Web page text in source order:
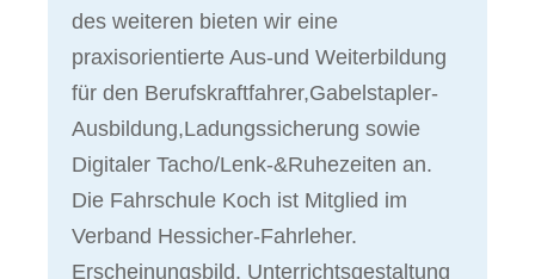
des weiteren bieten wir eine
praxisorientierte Aus-und Weiterbildung
für den Berufskraftfahrer,Gabelstapler-
Ausbildung,Ladungssicherung sowie
Digitaler Tacho/Lenk-&Ruhezeiten an.
Die Fahrschule Koch ist Mitglied im
Verband Hessicher-Fahrleher.
Erscheinungsbild, Unterrichtsgestaltung